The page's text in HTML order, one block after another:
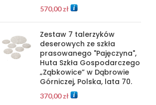
570,00zł
Zestaw 7 talerzyków
deserowych ze szkła
prasowanego "Pajęczyna",
Huta Szkła Gospodarczego
„Ząbkowice” w Dąbrowie
Górniczej, Polska, lata 70.
370,00zł